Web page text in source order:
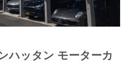
ハッタン モーターカ